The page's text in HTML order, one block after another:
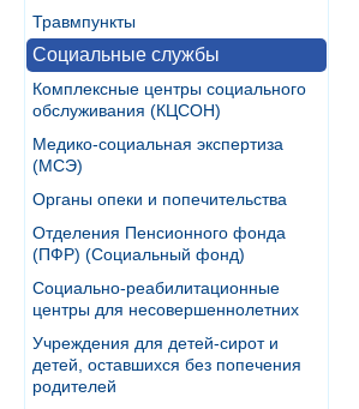
Травмпункты
Социальные службы
Комплексные центры социального
обслуживания (КЦСОН)
Медико-социальная экспертиза
(МСЭ)
Органы опеки и попечительства
Отделения Пенсионного фонда
(ПФР) (Социальный фонд)
Социально-реабилитационные
центры для несовершеннолетних
Учреждения для детей-сирот и
детей, оставшихся без попечения
родителей